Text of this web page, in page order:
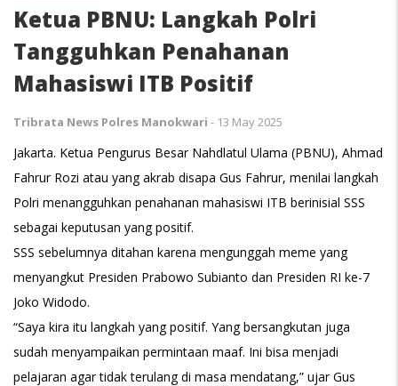
Ketua PBNU: Langkah Polri
Tangguhkan Penahanan
Mahasiswi ITB Positif
Tribrata News Polres Manokwari - 13 May 2025
Jakarta. Ketua Pengurus Besar Nahdlatul Ulama (PBNU), Ahmad
Fahrur Rozi atau yang akrab disapa Gus Fahrur, menilai langkah
Polri menangguhkan penahanan mahasiswi ITB berinisial SSS
sebagai keputusan yang positif.
SSS sebelumnya ditahan karena mengunggah meme yang
menyangkut Presiden Prabowo Subianto dan Presiden RI ke-7
Joko Widodo.
“Saya kira itu langkah yang positif. Yang bersangkutan juga
sudah menyampaikan permintaan maaf. Ini bisa menjadi
pelajaran agar tidak terulang di masa mendatang,” ujar Gus